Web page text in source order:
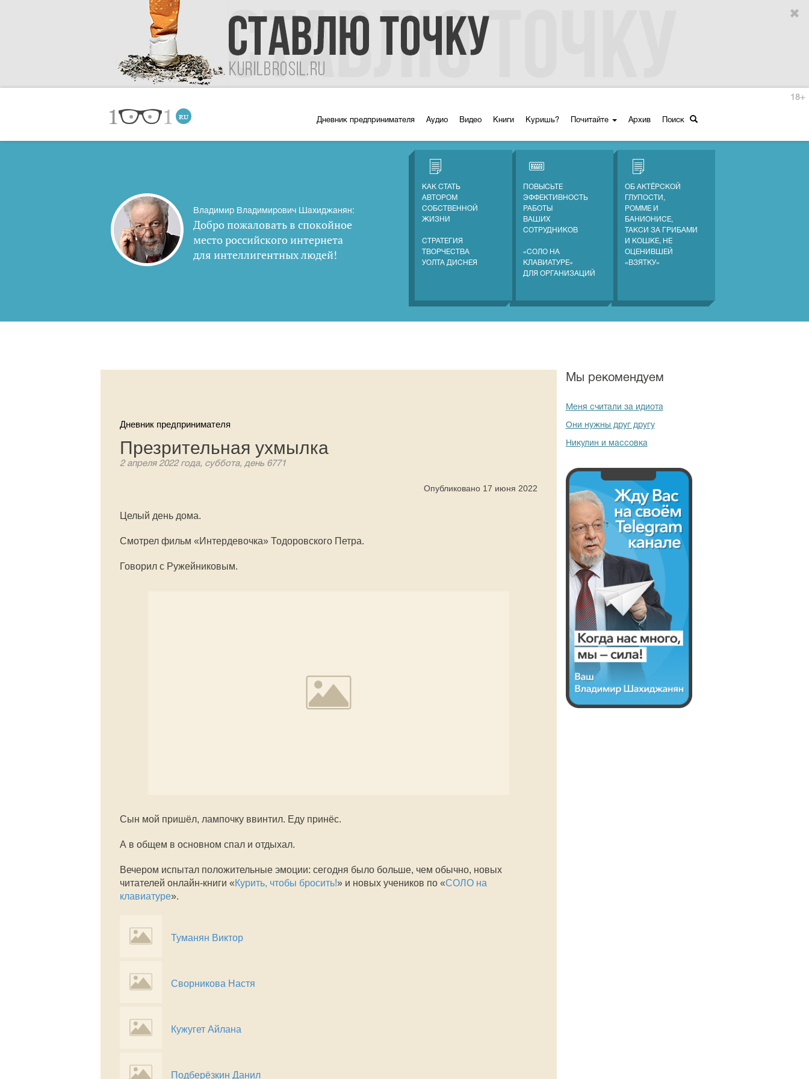
Дневник предпринимателя Аудио Видео Книги Куришь? Почитайте Архив Поиск
18+
Владимир Владимирович Шахиджанян:
Добро пожаловать в спокойное
место российского интернета
для интеллигентных людей!
КАК СТАТЬ
АВТОРОМ
СОБСТВЕННОЙ
ЖИЗНИ
СТРАТЕГИЯ
ТВОРЧЕСТВА
УОЛТА ДИСНЕЯ
ПОВЫСЬТЕ
ЭФФЕКТИВНОСТЬ
РАБОТЫ
ВАШИХ
СОТРУДНИКОВ
«СОЛО НА
КЛАВИАТУРЕ»
ДЛЯ ОРГАНИЗАЦИЙ
ОБ АКТЁРСКОЙ
ГЛУПОСТИ,
РОММЕ И
БАНИОНИСЕ,
ТАКСИ ЗА ГРИБАМИ
И КОШКЕ, НЕ
ОЦЕНИВШЕЙ
«ВЗЯТКУ»
Дневник предпринимателя
Презрительная ухмылка
2 апреля 2022 года, суббота, день 6771
Опубликовано 17 июня 2022
Целый день дома.
Смотрел фильм «Интердевочка» Тодоровского Петра.
Говорил с Ружейниковым.
Сын мой пришёл, лампочку ввинтил. Еду принёс.
А в общем в основном спал и отдыхал.
Вечером испытал положительные эмоции: сегодня было больше, чем обычно, новых
читателей онлайн-книги «Курить, чтобы бросить!» и новых учеников по «СОЛО на
клавиатуре».
Туманян Виктор
Сворникова Настя
Кужугет Айлана
Подберёзкин Данил
Мы рекомендуем
Меня считали за идиота
Они нужны друг другу
Никулин и массовка